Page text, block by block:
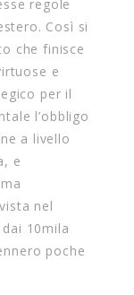
regole
Così si
che finisce
e
per il
l’obbligo
a livello
e
nel
10mila
poche